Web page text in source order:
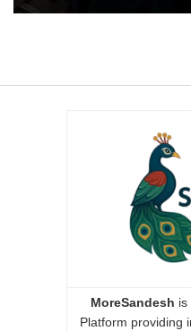
MoreSandesh is
Platform providing